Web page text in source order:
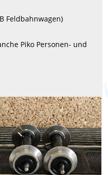
Feldbahnwagen)
Piko Personen- und